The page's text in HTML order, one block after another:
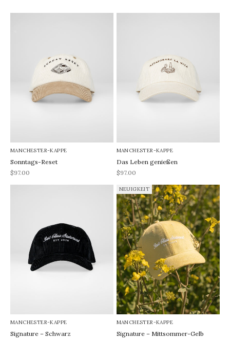
MANCHESTER-KAPPE
Sonntags-Reset
REA-pris
$97.00
MANCHESTER-KAPPE
Das Leben genießen
REA-pris
$97.00
MANCHESTER-KAPPE
Signature – Schwarz
NEUIGKEIT
MANCHESTER-KAPPE
Signature – Mittsommer-Gelb